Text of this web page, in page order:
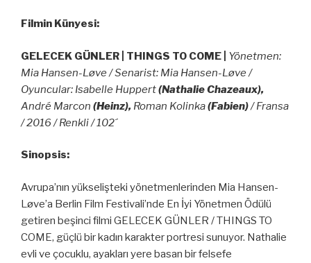
Filmin Künyesi:
GELECEK GÜNLER | THINGS TO COME | Yönetmen:
Mia Hansen-Løve / Senarist: Mia Hansen-Løve /
Oyuncular: Isabelle Huppert(Nathalie Chazeaux),
André Marcon (Heinz), Roman Kolinka(Fabien)/ Fransa
/ 2016 / Renkli / 102´
Sinopsis:
Avrupa’nın yükselişteki yönetmenlerinden Mia Hansen-
Løve’a Berlin Film Festivali’nde En İyi Yönetmen Ödülü
getiren beşinci filmi GELECEK GÜNLER / THINGS TO
COME, güçlü bir kadın karakter portresi sunuyor. Nathalie
evli ve çocuklu, ayakları yere basan bir felsefe